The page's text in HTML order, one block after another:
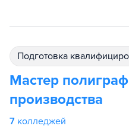
подготовка
Мастер
производства
7 колледжей